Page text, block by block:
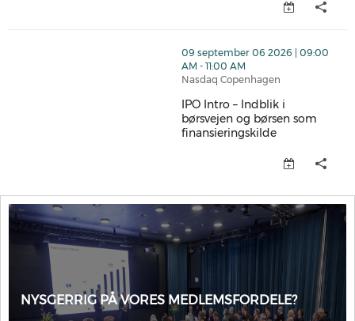
thumbnails IPO Intro – Indblik i børsvejen og børsen
09 september 06 2026 | 09:00
AM - 11:00 AM
Nasdaq Copenhagen
IPO Intro – Indblik i
børsvejen og børsen som
finansieringskilde
NYSGERRIG PÅ VORES MEDLEMSFORDELE?